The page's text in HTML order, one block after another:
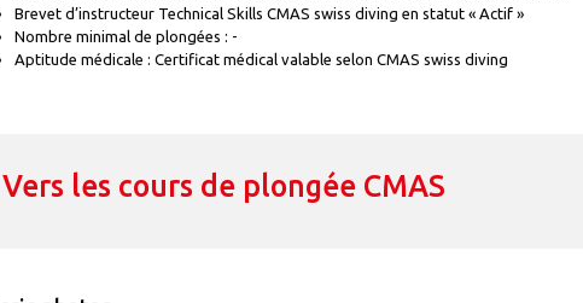
Brevet d’instructeur Technical Skills CMAS swiss diving en statut « Actif »
Nombre minimal de plongées : -
Aptitude médicale : Certificat médical valable selon CMAS swiss diving
Vers les cours de plongée CMAS